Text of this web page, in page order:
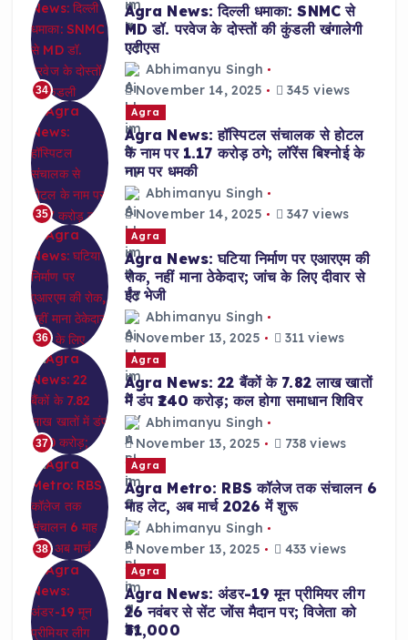
34
Agra News: दिल्ली धमाका: SNMC से
MD डॉ. परवेज के दोस्तों की कुंडली खंगालेगी
एटीएस
Abhimanyu Singh
November 14, 2025
345 views
35
Agra
Agra News: हॉस्पिटल संचालक से होटल
के नाम पर 1.17 करोड़ ठगे; लॉरेंस बिश्नोई के
नाम पर धमकी
Abhimanyu Singh
November 14, 2025
347 views
36
Agra
Agra News: घटिया निर्माण पर एआरएम की
रोक, नहीं माना ठेकेदार; जांच के लिए दीवार से
ईंट भेजी
Abhimanyu Singh
November 13, 2025
311 views
37
Agra
Agra News: 22 बैंकों के 7.82 लाख खातों
में डंप ₹240 करोड़; कल होगा समाधान शिविर
Abhimanyu Singh
November 13, 2025
738 views
38
Agra
Agra Metro: RBS कॉलेज तक संचालन 6
माह लेट, अब मार्च 2026 में शुरू
Abhimanyu Singh
November 13, 2025
433 views
Agra
Agra News: अंडर-19 मून प्रीमियर लीग
26 नवंबर से सेंट जोंस मैदान पर; विजेता को
₹31,000